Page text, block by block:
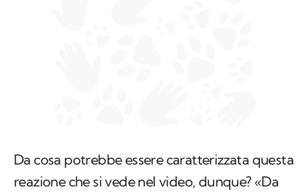
Da cosa potrebbe essere caratterizzata questa
reazione che si vede nel video, dunque? «Da